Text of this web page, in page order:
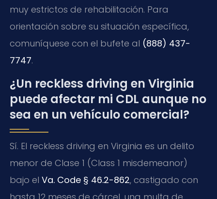
muy estrictos de rehabilitación. Para
orientación sobre su situación específica,
comuníquese con el bufete al (888) 437-
7747.
¿Un reckless driving en Virginia
puede afectar mi CDL aunque no
sea en un vehículo comercial?
Sí. El reckless driving en Virginia es un delito
menor de Clase 1 (Class 1 misdemeanor)
bajo el Va. Code § 46.2-862, castigado con